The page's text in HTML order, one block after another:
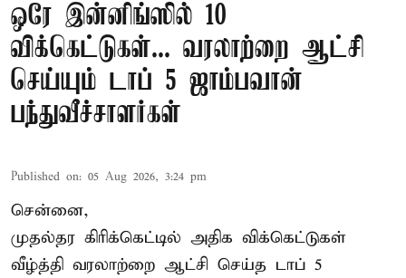
ஒரே இன்னிங்ஸில் 10
விக்கெட்டுகள்... வரலாற்றை ஆட்சி
செய்யும் டாப் 5 ஜாம்பவான்
பந்துவீச்சாளர்கள்
Published on: 05 Aug 2026, 3:24 pm
சென்னை,
முதல்தர கிரிக்கெட்டில் அதிக விக்கெட்டுகள்
வீழ்த்தி வரலாற்றை ஆட்சி செய்த டாப் 5